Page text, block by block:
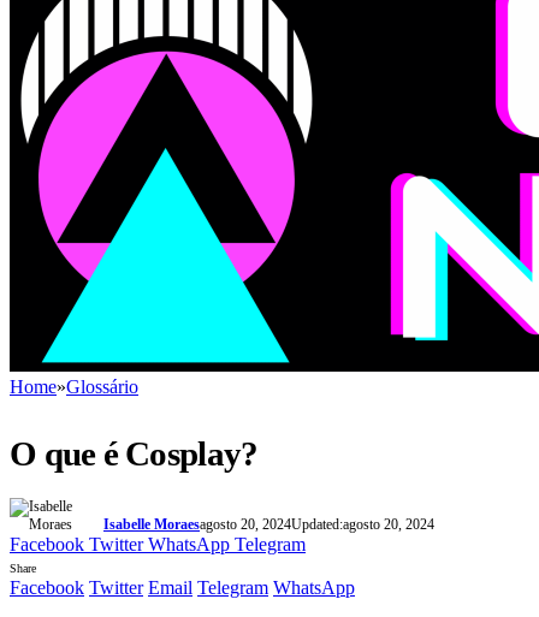
Home»Glossário
O que é Cosplay?
Isabelle Moraesagosto 20, 2024Updated:agosto 20, 2024
Facebook Twitter WhatsApp Telegram
Share
Facebook Twitter Email Telegram WhatsApp